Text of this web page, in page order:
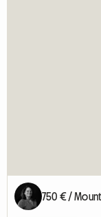
750 € / Mount